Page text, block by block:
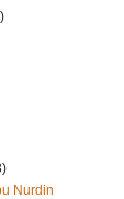
Nurdin